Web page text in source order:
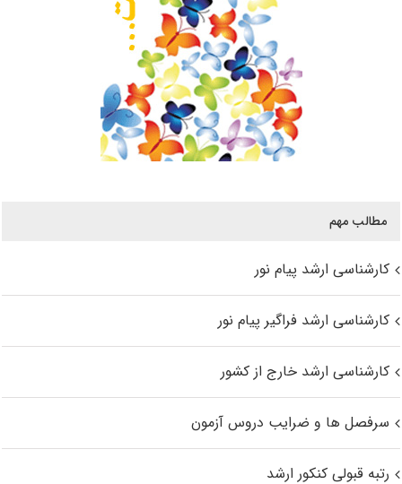
مطالب مهم
کارشناسی ارشد پیام نور
کارشناسی ارشد فراگیر پیام نور
کارشناسی ارشد خارج از کشور
سرفصل ها و ضرایب دروس آزمون
رتبه قبولی کنکور ارشد